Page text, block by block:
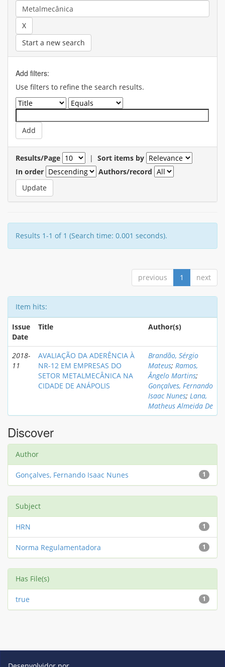
Start a new search
Add filters:
Use filters to refine the search results.
Results/Page | Sort items by
In order
Authors/record
Results 1-1 of 1 (Search time: 0.001 seconds).
previous 1 next
Item hits:
Issue
Date
Title Author(s)
2018-
11
AVALIAÇÃO DA ADERÊNCIA À
NR-12 EM EMPRESAS DO
SETOR METALMECÂNICA NA
CIDADE DE ANÁPOLIS
Brandão, Sérgio
Mateus; Ramos,
Ângelo Martins;
Gonçalves, Fernando
Isaac Nunes; Lana,
Matheus Almeida De
Discover
Author
1
Gonçalves, Fernando Isaac Nunes
Subject
1
HRN
1
Norma Regulamentadora
Has File(s)
1
true